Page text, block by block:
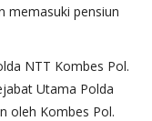
memasuki pensiun
NTT Kombes Pol.
Utama Polda
oleh Kombes Pol.